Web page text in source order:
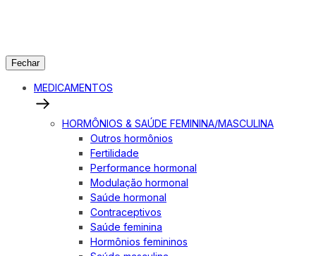
Fechar
MEDICAMENTOS
HORMÔNIOS & SAÚDE FEMININA/MASCULINA
Outros hormônios
Fertilidade
Performance hormonal
Modulação hormonal
Saúde hormonal
Contraceptivos
Saúde feminina
Hormônios femininos